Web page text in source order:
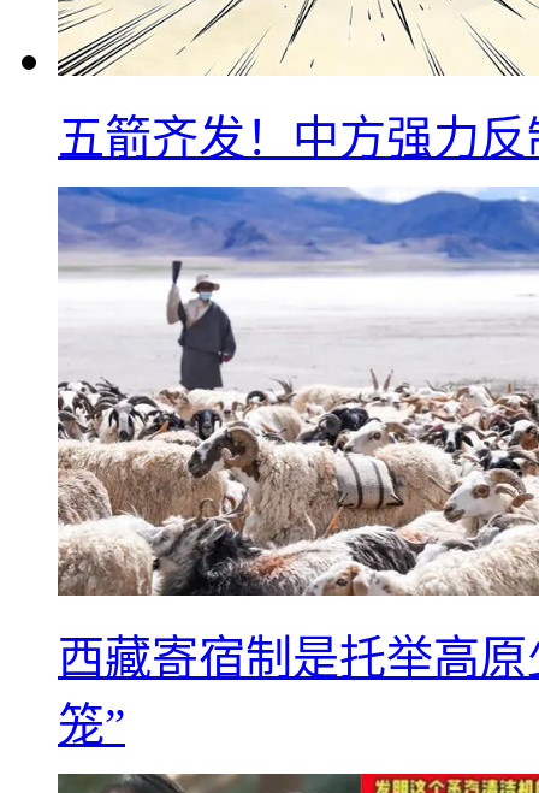
五箭齐发！中方强力
西藏寄宿制是托举高
笼”